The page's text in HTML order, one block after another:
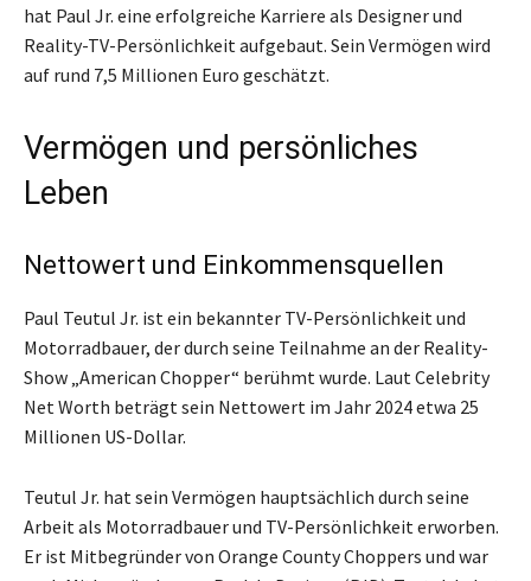
hat Paul Jr. eine erfolgreiche Karriere als Designer und
Reality-TV-Persönlichkeit aufgebaut. Sein Vermögen wird
auf rund 7,5 Millionen Euro geschätzt.
Vermögen und persönliches
Leben
Nettowert und Einkommensquellen
Paul Teutul Jr. ist ein bekannter TV-Persönlichkeit und
Motorradbauer, der durch seine Teilnahme an der Reality-
Show „American Chopper“ berühmt wurde. Laut Celebrity
Net Worth beträgt sein Nettowert im Jahr 2024 etwa 25
Millionen US-Dollar.
Teutul Jr. hat sein Vermögen hauptsächlich durch seine
Arbeit als Motorradbauer und TV-Persönlichkeit erworben.
Er ist Mitbegründer von Orange County Choppers und war